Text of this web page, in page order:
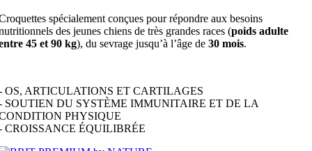
spécialement conçues pour répondre aux besoins
des jeunes chiens de très grandes races (poids adulte
45 et 90 kg), du sevrage jusqu’à l’âge de 30 mois.
OS, ARTICULATIONS ET CARTILAGES
SOUTIEN DU SYSTÈME IMMUNITAIRE ET DE LA
PHYSIQUE
CROISSANCE ÉQUILIBRÉE